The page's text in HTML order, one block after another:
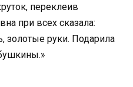
переклеив
при всех сказала:
золотые руки. Подарила